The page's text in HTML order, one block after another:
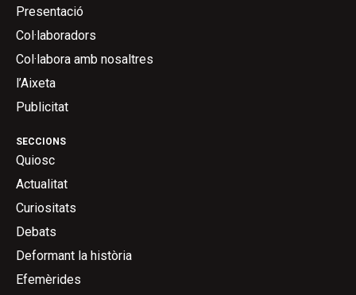
SECCIONS
Quiosc
Actualitat
Curiositats
Debats
Deformant la història
Efemèrides
Presentació
Col·laboradors
Col·labora amb nosaltres
l’Aixeta
Publicitat